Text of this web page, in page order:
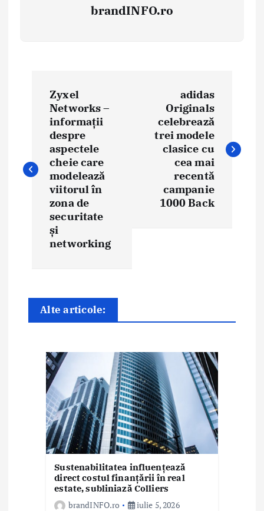
brandINFO.ro
g
n
a
Zyxel
Networks –
informații
despre
aspectele
cheie care
modelează
viitorul în
zona de
securitate
și
networking
adidas
Originals
celebrează
trei modele
clasice cu
cea mai
recentă
campanie
1000 Back
Alte articole:
Sustenabilitatea influențează
direct costul finanțării în real
estate, subliniază Colliers
brandINFO.ro
iulie 5, 2026